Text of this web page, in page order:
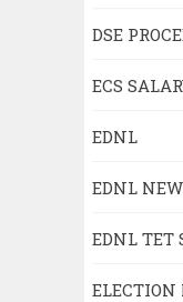
DSE
ECS
EDNL
EDNL
EDNL TET
ELECTION